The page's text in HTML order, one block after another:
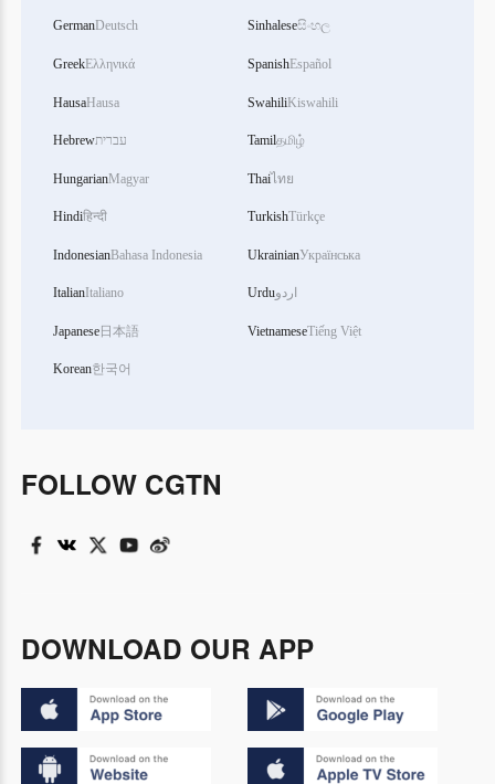
GermanDeutsch
GreekΕλληνικά
HausaHausa
Hebrewעברית
HungarianMagyar
Hindiहिन्दी
IndonesianBahasa Indonesia
ItalianItaliano
Japanese日本語
Korean한국어
Sinhaleseසිංහල
SpanishEspañol
SwahiliKiswahili
Tamilதமிழ்
Thaiไทย
TurkishTürkçe
UkrainianУкраїнська
Urduاردو
VietnameseTiếng Việt
FOLLOW CGTN
DOWNLOAD OUR APP